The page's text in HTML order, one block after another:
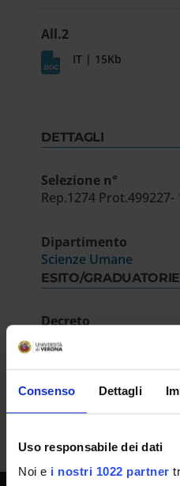
Consenso Dettagli
Uso responsabile dei dati
Noi e i nostri 1022 partner
All.2
IT | 15Kb
DETTAGLI
Selezione n°
Rep.1274 Prot.499227-
Dipartimento
Scienze Umane
ESITO/GRADUATORIE
Decreto